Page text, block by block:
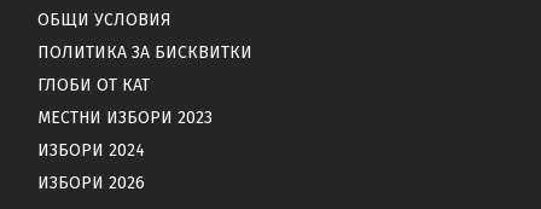
ОБЩИ УСЛОВИЯ
ПОЛИТИКА ЗА БИСКВИТКИ
ГЛОБИ ОТ КАТ
МЕСТНИ ИЗБОРИ 2023
ИЗБОРИ 2024
ИЗБОРИ 2026